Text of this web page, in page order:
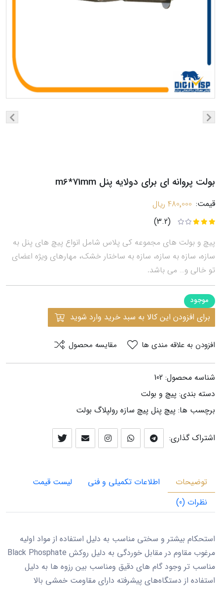
بولت پروانه ای برای دولایه پنل m6*71mm
قیمت: 480٬000 ریال
(3.2)
پیچ و بولت های مجموعه کی پلاس شامل انواع پیچ های پنل به
سازه، سازه به سازه، سازه به ساختار خشک، مهارهای ویژه اعضای
تو خالی و… می باشد.
موجود
برای افزودن این کالا به سبد خرید وارد شوید
افزودن به علاقه مندی ها مقایسه محصول
شناسه محصول: 102
دسته بندی: پيچ و بولت
برچسب ها: پیچ پنل پیچ سازه رولپلاگ بولت
اشتراک گذاری:
توضیحات اطلاعات تکمیلی و فنی
لیست قیمت
نظرات (0)
استحکام بیشتر و سختی مناسب به دلیل استفاده از مواد اولیه
مرغوب مقاوم در مقابل خوردگی به دلیل روکش Black Phosphate
مناسب تر وجود گام های دقیق ومناسب بین رزوه ها به دلیل
استفاده از دستگاه‌های پیشرفته دارای مقاومت خمشی بالا